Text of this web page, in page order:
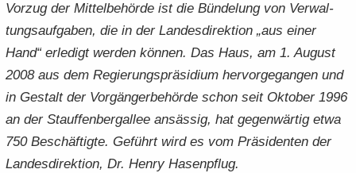
Vor­zug der Mit­tel­be­hör­de ist die Bün­de­lung von Ver­wal­
tungs­auf­ga­ben, die in der Lan­des­di­rek­ti­on „aus einer
Hand“ er­le­digt wer­den kön­nen. Das Haus, am 1. Au­gust
2008 aus dem Re­gie­rungs­prä­si­di­um her­vor­ge­gan­gen und
in Ge­stalt der Vor­gän­ger­be­hör­de schon seit Ok­to­ber 1996
an der Stauf­fen­berg­al­lee an­säs­sig, hat ge­gen­wär­tig etwa
750 Be­schäf­tig­te. Ge­führt wird es vom Prä­si­den­ten der
Lan­des­di­rek­ti­on, Dr. Henry Ha­sen­pflug.